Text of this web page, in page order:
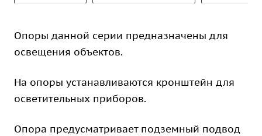
Опоры данной серии предназначены для
освещения объектов.
На опоры устанавливаются кронштейн для
осветительных приборов.
Опора предусматривает подземный подвод